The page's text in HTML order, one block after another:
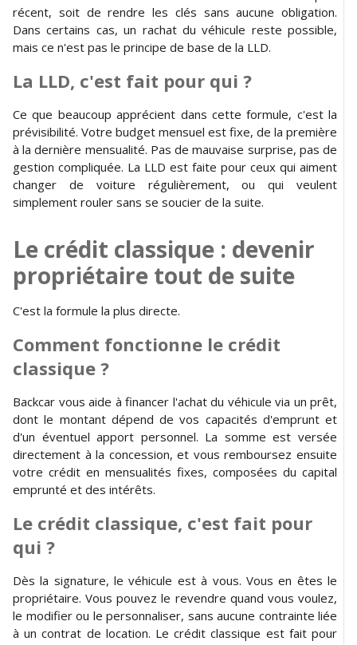
récent, soit de rendre les clés sans aucune obligation.
Dans certains cas, un rachat du véhicule reste possible,
mais ce n'est pas le principe de base de la LLD.
La LLD, c'est fait pour qui ?
Ce que beaucoup apprécient dans cette formule, c'est la
prévisibilité. Votre budget mensuel est fixe, de la première
à la dernière mensualité. Pas de mauvaise surprise, pas de
gestion compliquée. La LLD est faite pour ceux qui aiment
changer de voiture régulièrement, ou qui veulent
simplement rouler sans se soucier de la suite.
Le crédit classique : devenir
propriétaire tout de suite
C'est la formule la plus directe.
Comment fonctionne le crédit
classique ?
Backcar vous aide à financer l'achat du véhicule via un prêt,
dont le montant dépend de vos capacités d'emprunt et
d'un éventuel apport personnel. La somme est versée
directement à la concession, et vous remboursez ensuite
votre crédit en mensualités fixes, composées du capital
emprunté et des intérêts.
Le crédit classique, c'est fait pour
qui ?
Dès la signature, le véhicule est à vous. Vous en êtes le
propriétaire. Vous pouvez le revendre quand vous voulez,
le modifier ou le personnaliser, sans aucune contrainte liée
à un contrat de location. Le crédit classique est fait pour